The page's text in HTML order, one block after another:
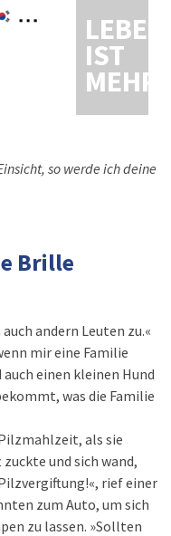
LEBEN
IST
MEHR
so werde ich deine
Brille
andern Leuten zu.«
mir eine Familie
einen kleinen Hund
was die Familie
als sie
und sich wand,
rief einer
zum Auto, um sich
zu lassen. »Sollten